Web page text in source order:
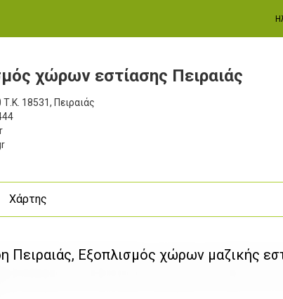
χώρων εστίασης Πειραιάς
Τ.Κ. 18531, Πειραιάς
Χάρτης
Πειραιάς, Εξοπλισμός χώρων μαζικής